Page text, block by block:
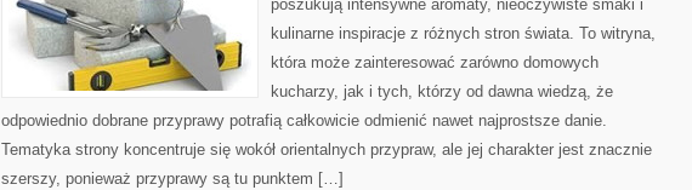
poszukują intensywne aromaty, nieoczywiste smaki i
kulinarne inspiracje z różnych stron świata. To witryna,
która może zainteresować zarówno domowych
kucharzy, jak i tych, którzy od dawna wiedzą, że
odpowiednio dobrane przyprawy potrafią całkowicie odmienić nawet najprostsze danie.
Tematyka strony koncentruje się wokół orientalnych przypraw, ale jej charakter jest znacznie
szerszy, ponieważ przyprawy są tu punktem […]